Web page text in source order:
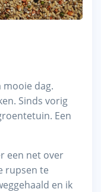
mooie dag.
Sinds vorig
Een
een net over
rupsen te
en ik